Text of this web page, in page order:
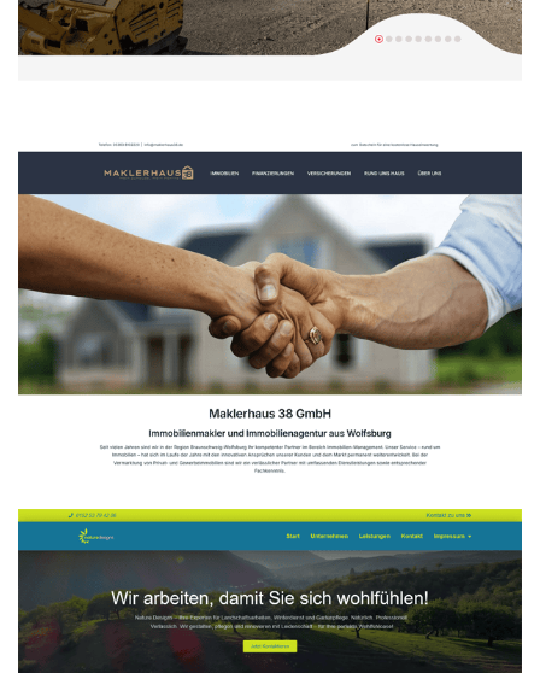
Hermann Witzke ReDesign
WEBDESIGN
Maklerhaus 38 GmbH